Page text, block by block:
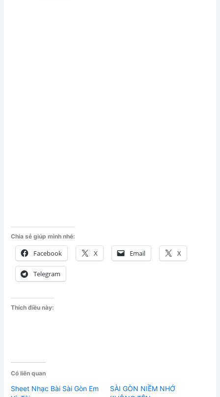
Chia sẻ giúp mình nhé:
Facebook X Email X
Telegram
Thích điều này:
Có liên quan
Sheet Nhạc Bài Sài Gòn Em
SÀI GÒN NIỀM NHỚ